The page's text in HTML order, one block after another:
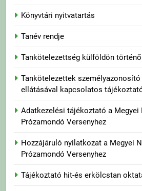
Könyvtári nyitvatartás
Tanév rendje
Tankötelezettség külföldön
Tankötelezettek
ellátásával kapcsolatos
Adatkezelési tájékoztató a Megyei
Prózamondó Versenyhez
Hozzájáruló nyilatkozat a Megyei
Prózamondó Versenyhez
Tájékoztató hit-és erkölcstan